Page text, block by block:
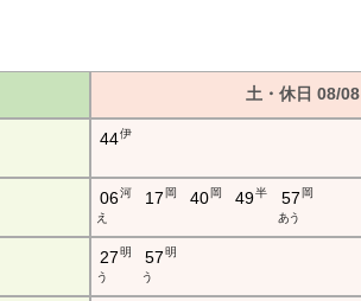
土・休日 08/08
44伊
06河
え
17 岡 40岡 49半 57 岡
あ う
27明
う
57明
う